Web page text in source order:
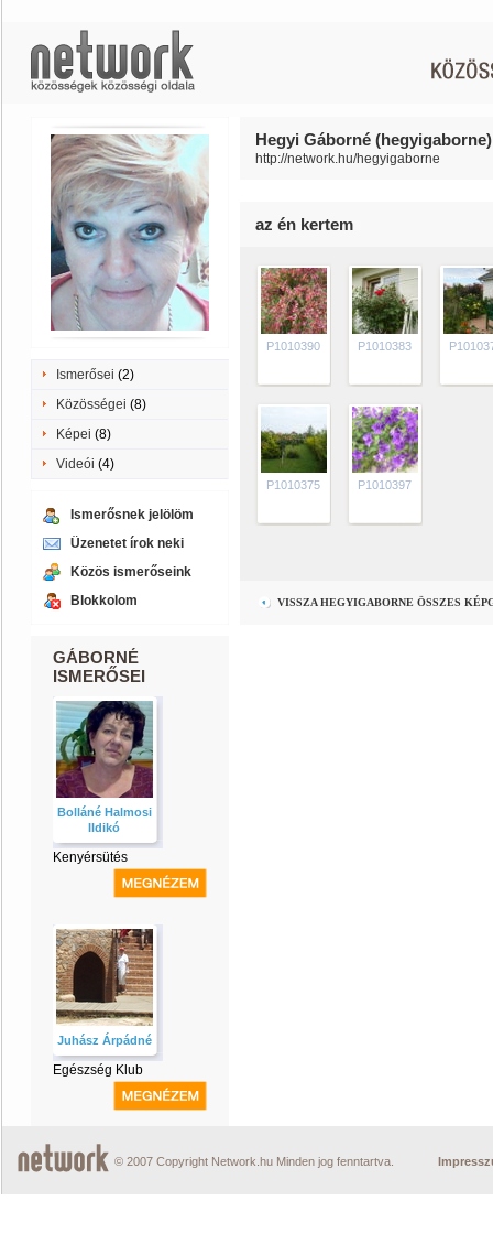
Ismerősei (2)
Közösségei (8)
Képei (8)
Videói (4)
Ismerősnek jelölöm
Üzenetet írok neki
Közös ismerőseink
Blokkolom
GÁBORNÉ
ISMERŐSEI
Bolláné Halmosi
Ildikó
Kenyérsütés
Juhász Árpádné
Egészség Klub
Hegyi Gáborné
http://network.hu/hegyigaborne
az én kertem
P1010390 P1010383
P1010375 P1010397
VISSZA HEGYIGABORNE ÖSSZES
© 2007 Copyright Network.hu Minden jog fenntartva.